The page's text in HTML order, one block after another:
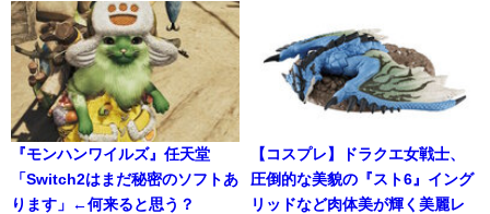
『モンハンワイルズ』任天堂
「Switch2はまだ秘密のソフトあ
ります」←何来ると思う？
【コスプレ】ドラクエ女戦士、
圧倒的な美貌の『スト6』イング
リッドなど肉体美が輝く美麗レ